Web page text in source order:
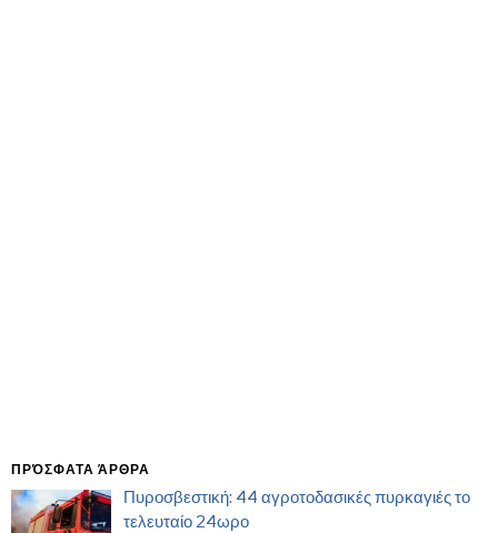
ΠΡΌΣΦΑΤΑ ΆΡΘΡΑ
Πυροσβεστική: 44 αγροτοδασικές πυρκαγιές το
τελευταίο 24ωρο